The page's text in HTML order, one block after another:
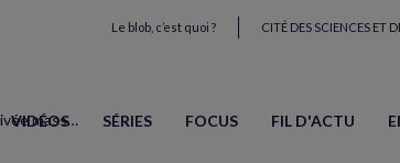
Le blob, c’est quoi ? CITÉ DES SCIENCES ET
VIDÉOS SÉRIES FOCUS FIL D'ACTU
La Guadeloupe confrontée à une nouvelle arrivée massive de sargasses